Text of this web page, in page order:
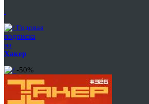
Годовая
подписка
на
Хакер
-50%